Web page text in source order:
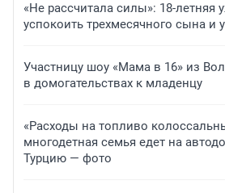
«Не рассчитала силы»: 18-летняя
успокоить трехмесячного сына и
Участницу шоу «Мама в 16» из
в домогательствах к младенцу
«Расходы на топливо
многодетная семья едет на
Турцию — фото